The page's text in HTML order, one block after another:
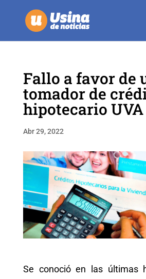
Fallo a favor de
tomador de
hipotecario UVA
Abr 29, 2022
Se conoció en las últimas